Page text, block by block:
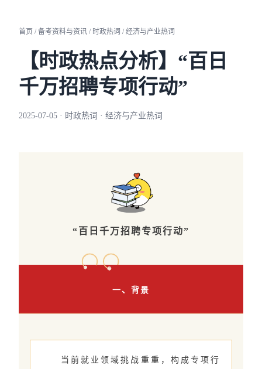
首页 / 备考资料与资讯 / 时政热词 / 经济与产业热词
【时政热点分析】“百日
千万招聘专项行动”
2025-07-05 · 时政热词 · 经济与产业热词
“百日千万招聘专项行动”
一、背景
当前就业领域挑战重重，构成专项行